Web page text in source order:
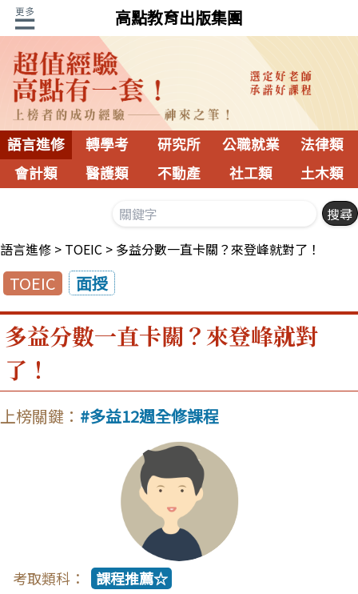
高點教育出版集團
語言進修 轉學考 研究所 公職就業
法律類
會計類
醫護類 不動產 社工類 土木類
語言進修 TOEIC 多益分數一直卡關？來登峰就對了！
TOEIC 面授
多益分數一直卡關？來登峰就對
了！
多益12週全修課程
課程推薦☆